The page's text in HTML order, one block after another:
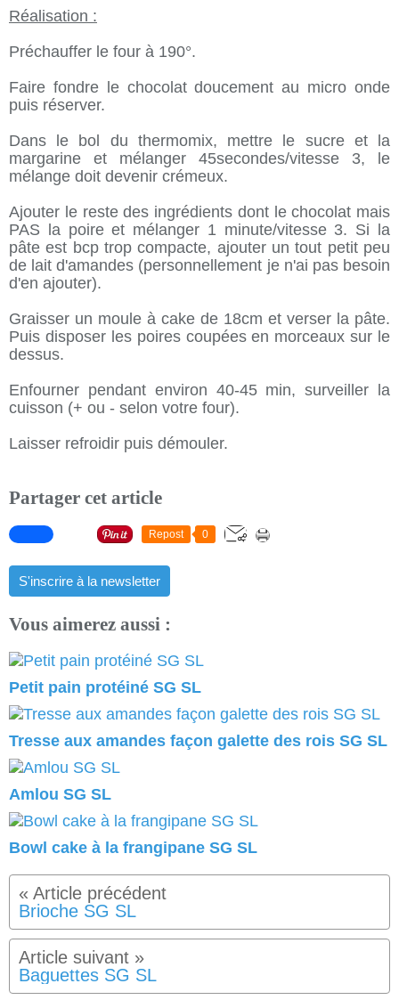
Réalisation :
Préchauffer le four à 190°.
Faire fondre le chocolat doucement au micro onde
puis réserver.
Dans le bol du thermomix, mettre le sucre et la
margarine et mélanger 45secondes/vitesse 3, le
mélange doit devenir crémeux.
Ajouter le reste des ingrédients dont le chocolat mais
PAS la poire et mélanger 1 minute/vitesse 3. Si la
pâte est bcp trop compacte, ajouter un tout petit peu
de lait d'amandes (personnellement je n'ai pas besoin
d'en ajouter).
Graisser un moule à cake de 18cm et verser la pâte.
Puis disposer les poires coupées en morceaux sur le
dessus.
Enfourner pendant environ 40-45 min, surveiller la
cuisson (+ ou - selon votre four).
Laisser refroidir puis démouler.
Partager cet article
Repost 0
S'inscrire à la newsletter
Vous aimerez aussi :
Petit pain protéiné SG SL
Tresse aux amandes façon galette des rois SG SL
Amlou SG SL
Bowl cake à la frangipane SG SL
Brioche SG SL
Baguettes SG SL